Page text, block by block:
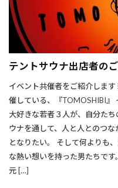
テントサウナ出店者
イベント共催者をご紹介しま
催している、『TOMOSHIBI』
大好きな若者３人が、自分た
ウナを通して、人と人とのつ
となりたい。 そして何よりも
な熱い想いを持った男たちで
元 […]